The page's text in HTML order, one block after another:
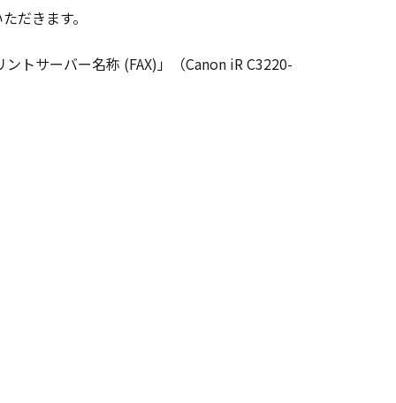
し、除去しもしくは削除してはな
ーに帰属します。
」の全部または一部を、直接また
ンサーは、お客様による「本ソフ
いはサポートを行うことについ
サー、キヤノンの子会社、キヤ
および特定の目的への適合性の保
または販売店のいずれも、「本
付随的な損害を含むがこれらに限
します。たとえ、キヤノン、キ
だきます。
トサーバー名称 (FAX)」（Canon iR C3220-